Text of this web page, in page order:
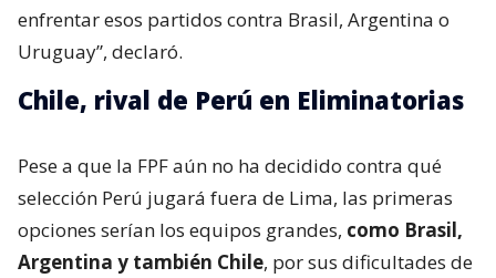
enfrentar esos partidos contra Brasil, Argentina o
Uruguay”, declaró.
Chile, rival de Perú en Eliminatorias
Pese a que la FPF aún no ha decidido contra qué
selección Perú jugará fuera de Lima, las primeras
opciones serían los equipos grandes, como Brasil,
Argentina y también Chile, por sus dificultades de